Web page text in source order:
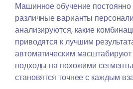
Машинное обучение постоянно
различные варианты
анализируются, какие
приводятся к лучшим
автоматическим
подходы на похожими
становятся точнее с каждым